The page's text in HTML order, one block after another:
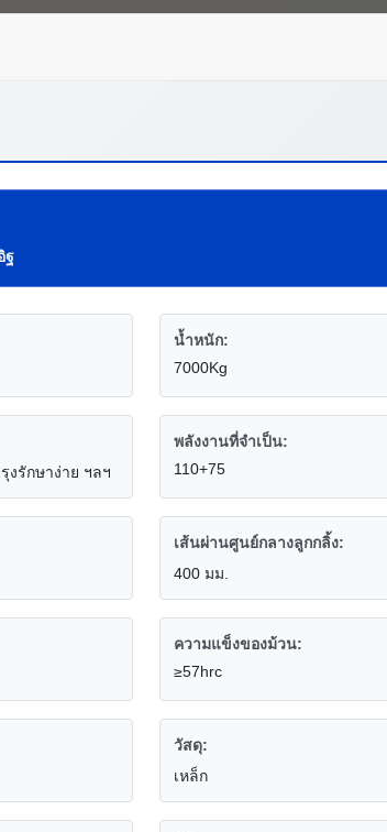
ฐ
น้ำหนัก:
7000Kg
รักษาง่าย ฯลฯ
พลังงานที่จำเป็น:
110+75
เส้นผ่านศูนย์กลางลูกกลิ้ง:
400 มม.
ความแข็งของม้วน:
≥57hrc
วัสดุ:
เหล็ก